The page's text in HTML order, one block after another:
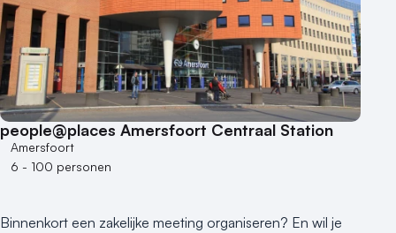
people@places Amersfoort Centraal Station
Amersfoort
6 - 100 personen
Binnenkort een zakelijke meeting organiseren? En wil je